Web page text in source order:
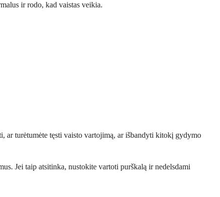
ir rodo, kad vaistas veikia.
ar turėtumėte tęsti vaisto vartojimą, ar išbandyti kitokį gydymo
Jei taip atsitinka, nustokite vartoti purškalą ir nedelsdami